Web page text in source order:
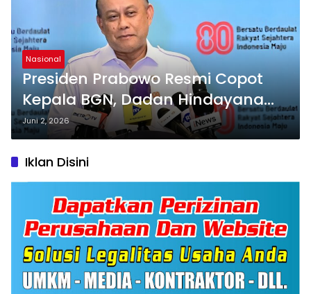
Nasional
Presiden Prabowo Resmi Copot
Kepala BGN, Dadan Hindayana
Digantikan Nanik S. Deyang
Juni 2, 2026
Iklan Disini